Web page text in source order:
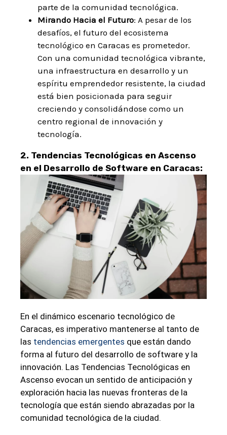
parte de la comunidad tecnológica.
Mirando Hacia el Futuro: A pesar de los
desafíos, el futuro del ecosistema
tecnológico en Caracas es prometedor.
Con una comunidad tecnológica vibrante,
una infraestructura en desarrollo y un
espíritu emprendedor resistente, la ciudad
está bien posicionada para seguir
creciendo y consolidándose como un
centro regional de innovación y
tecnología.
2. Tendencias Tecnológicas en Ascenso
en el Desarrollo de Software en Caracas:
En el dinámico escenario tecnológico de
Caracas, es imperativo mantenerse al tanto de
las tendencias emergentes que están dando
forma al futuro del desarrollo de software y la
innovación. Las Tendencias Tecnológicas en
Ascenso evocan un sentido de anticipación y
exploración hacia las nuevas fronteras de la
tecnología que están siendo abrazadas por la
comunidad tecnológica de la ciudad.